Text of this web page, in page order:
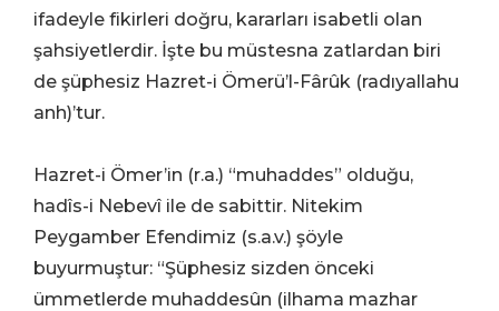
ifadeyle fikirleri doğru, kararları isabetli olan
şahsiyetlerdir. İşte bu müstesna zatlardan biri
de şüphesiz Hazret-i Ömerü’l-Fârûk (radıyallahu
anh)’tur.
Hazret-i Ömer’in (r.a.) “muhaddes” olduğu,
hadîs-i Nebevî ile de sabittir. Nitekim
Peygamber Efendimiz (s.a.v.) şöyle
buyurmuştur: “Şüphesiz sizden önceki
ümmetlerde muhaddesûn (ilhama mazhar